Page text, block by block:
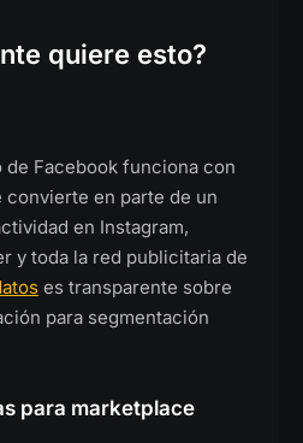
quiere esto?
de Facebook funciona con
convierte en parte de un
en Instagram,
y toda la red publicitaria de
es transparente sobre
para segmentación
para marketplace